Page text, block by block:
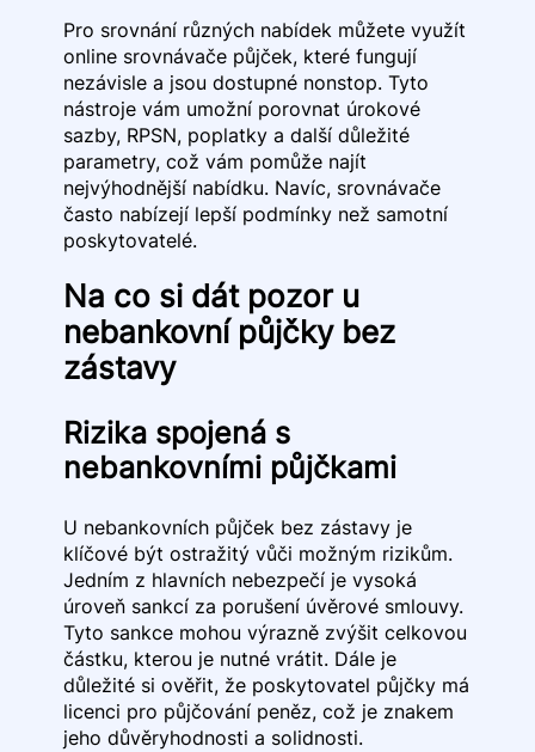
Pro srovnání různých nabídek můžete využít
online srovnávače půjček, které fungují
nezávisle a jsou dostupné nonstop. Tyto
nástroje vám umožní porovnat úrokové
sazby, RPSN, poplatky a další důležité
parametry, což vám pomůže najít
nejvýhodnější nabídku. Navíc, srovnávače
často nabízejí lepší podmínky než samotní
poskytovatelé.
Na co si dát pozor u
nebankovní půjčky bez
zástavy
Rizika spojená s
nebankovními půjčkami
U nebankovních půjček bez zástavy je
klíčové být ostražitý vůči možným rizikům.
Jedním z hlavních nebezpečí je vysoká
úroveň sankcí za porušení úvěrové smlouvy.
Tyto sankce mohou výrazně zvýšit celkovou
částku, kterou je nutné vrátit. Dále je
důležité si ověřit, že poskytovatel půjčky má
licenci pro půjčování peněz, což je znakem
jeho důvěryhodnosti a solidnosti.